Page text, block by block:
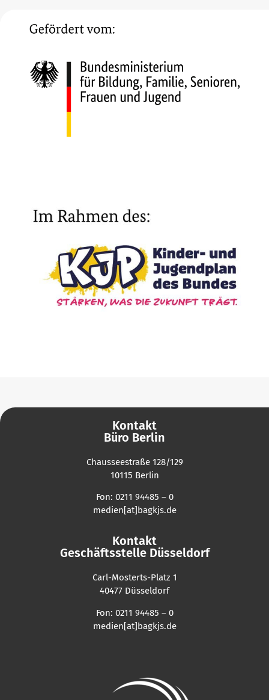
Kontakt
Geschäftsstelle Düsseldorf
Carl-Mosterts-Platz 1
40477 Düsseldorf
Fon: 0211 94485 – 0
medien[at]bagkjs.de
Kontakt
Büro Berlin
Chausseestraße 128/129
10115 Berlin
Fon: 0211 94485 – 0
medien[at]bagkjs.de